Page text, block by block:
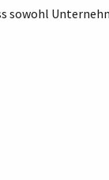
sowohl